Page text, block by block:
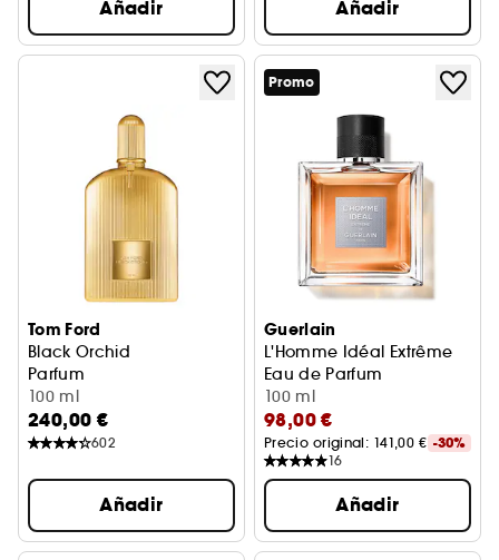
Añadir Añadir
Tom Ford
Black Orchid
Parfum
100 ml
240,00 €
602
Añadir
Promo
Guerlain
L'Homme Idéal Extrême
Eau de Parfum
100 ml
98,00 €
Precio original: 141,00 € -30%
16
Añadir